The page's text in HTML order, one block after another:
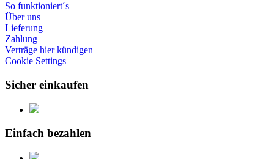
So funktioniert´s
Über uns
Lieferung
Zahlung
Verträge hier kündigen
Cookie Settings
Sicher einkaufen
Einfach bezahlen